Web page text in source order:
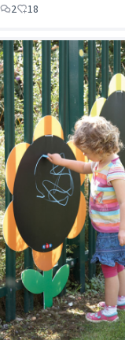
2 18